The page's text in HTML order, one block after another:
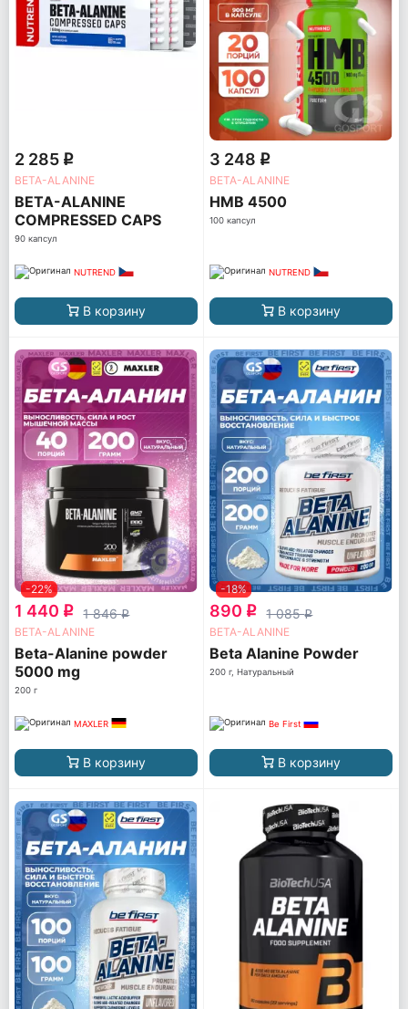
2 285 q
BETA-ALANINE
BETA-ALANINE
COMPRESSED CAPS
90 капсул
NUTREND
В корзину
3 248 q
BETA-ALANINE
HMB 4500
100 капсул
NUTREND
В корзину
-22%
1 440 q 1 846q
BETA-ALANINE
Beta-Alanine powder
5000 mg
200 г
MAXLER
В корзину
-18%
890 q 1 085q
BETA-ALANINE
Beta Alanine Powder
200 г, Натуральный
Be First
В корзину